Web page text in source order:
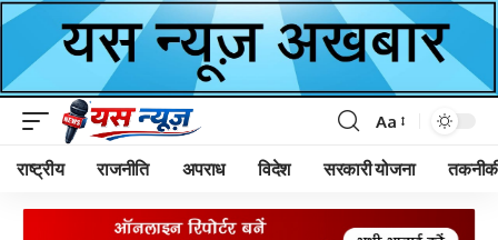
Font
Resizer
Aa
राष्ट्रीय राजनीति अपराध विदेश सरकारी योजना